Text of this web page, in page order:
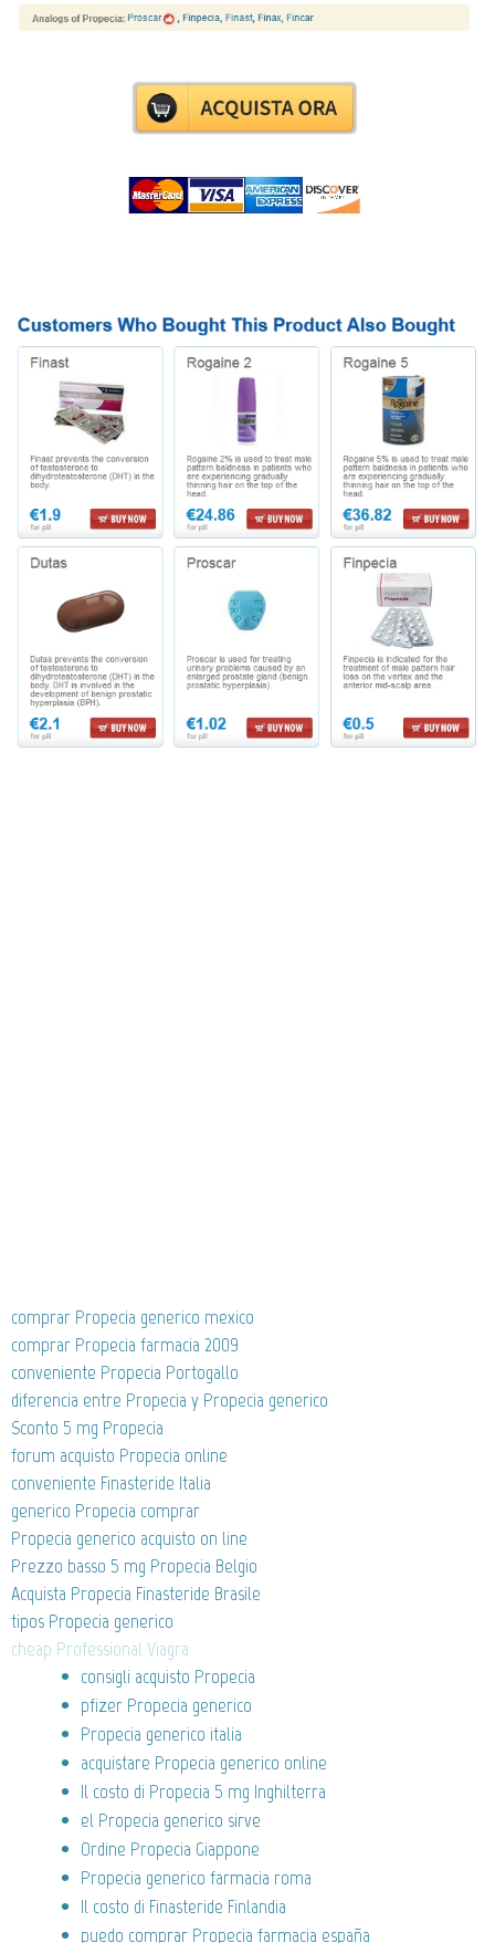
comprar Propecia generico mexico
comprar Propecia farmacia 2009
conveniente Propecia Portogallo
diferencia entre Propecia y Propecia generico
Sconto 5 mg Propecia
forum acquisto Propecia online
conveniente Finasteride Italia
generico Propecia comprar
Propecia generico acquisto on line
Prezzo basso 5 mg Propecia Belgio
Acquista Propecia Finasteride Brasile
tipos Propecia generico
cheap Professional Viagra
consigli acquisto Propecia
pfizer Propecia generico
Propecia generico italia
acquistare Propecia generico online
Il costo di Propecia 5 mg Inghilterra
el Propecia generico sirve
Ordine Propecia Giappone
Propecia generico farmacia roma
Il costo di Finasteride Finlandia
puedo comprar Propecia farmacia españa